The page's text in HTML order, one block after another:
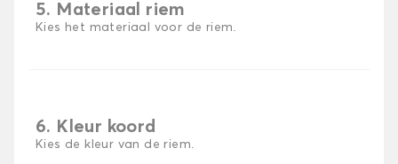
5. Materiaal riem
Kies het materiaal voor de riem.
6. Kleur koord
Kies de kleur van de riem.